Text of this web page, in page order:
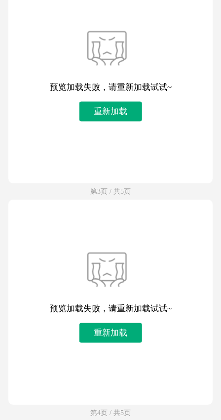
预览加载失败，请重新加载试试~
重新加载
第3页 / 共5页
预览加载失败，请重新加载试试~
重新加载
第4页 / 共5页